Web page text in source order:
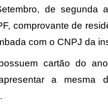
de segunda
comprovante de
com o CNPJ da
cartão do
a mesma